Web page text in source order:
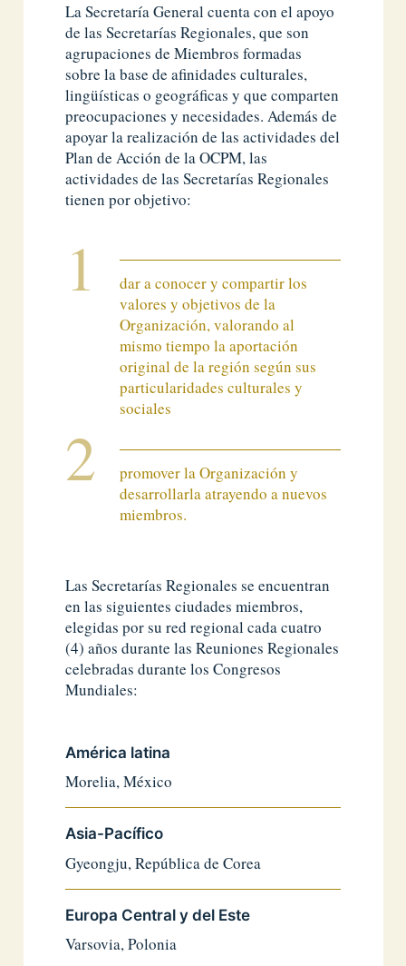
La Secretaría General cuenta con el apoyo
de las Secretarías Regionales, que son
agrupaciones de Miembros formadas
sobre la base de afinidades culturales,
lingüísticas o geográficas y que comparten
preocupaciones y necesidades. Además de
apoyar la realización de las actividades del
Plan de Acción de la OCPM, las
actividades de las Secretarías Regionales
tienen por objetivo:
dar a conocer y compartir los
valores y objetivos de la
Organización, valorando al
mismo tiempo la aportación
original de la región según sus
particularidades culturales y
sociales
promover la Organización y
desarrollarla atrayendo a nuevos
miembros.
Las Secretarías Regionales se encuentran
en las siguientes ciudades miembros,
elegidas por su red regional cada cuatro
(4) años durante las Reuniones Regionales
celebradas durante los Congresos
Mundiales:
América latina
Morelia, México
Asia-Pacífico
Gyeongju, República de Corea
Europa Central y del Este
Varsovia, Polonia